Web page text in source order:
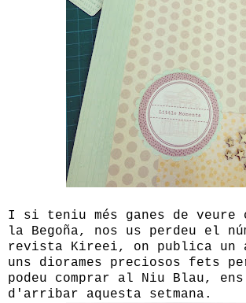
I si teniu més ganes de veure
la Begoña, nos us perdeu el
revista Kireei, on publica un
uns diorames preciosos fets
podeu comprar al Niu Blau, ens
d'arribar aquesta setmana.